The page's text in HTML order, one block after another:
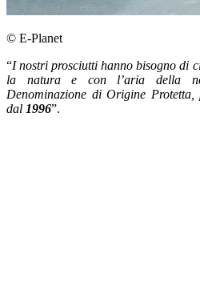
© E-Planet
“I nostri prosciutti hanno bisogno di
la natura e con l’aria della
Denominazione di Origine Protetta,
dal 1996”.